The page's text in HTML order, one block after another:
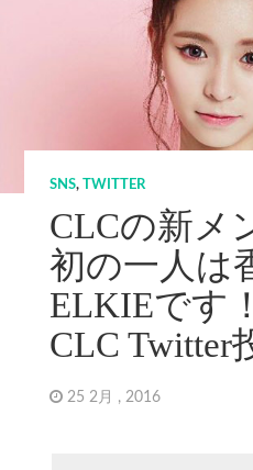
SNS, TWITTER
CLCの新メ
初の一人は
ELKIEです
CLC Twitter
25 2月 , 2016